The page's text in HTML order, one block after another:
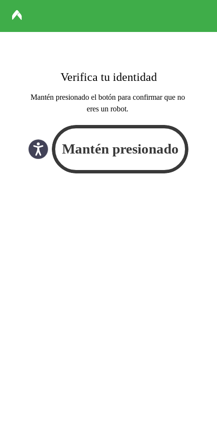
Verifica tu identidad
Mantén presionado el botón para confirmar que no
eres un robot.